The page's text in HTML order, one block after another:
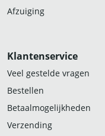
Afzuiging
Klantenservice
Veel gestelde vragen
Bestellen
Betaalmogelijkheden
Verzending